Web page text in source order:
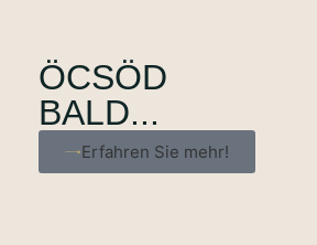
ÖCSÖD
BALD...
Erfahren Sie mehr!